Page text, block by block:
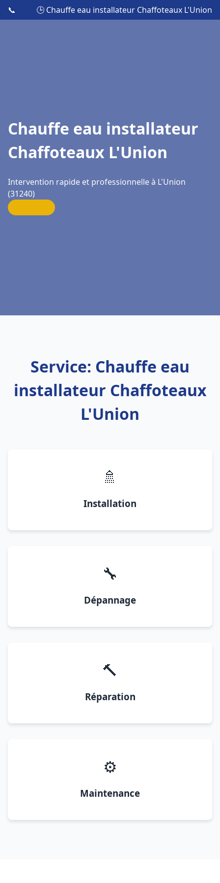
📞 🕒 Chauffe eau installateur Chaffoteaux L'Union
Chauffe eau installateur
Chaffoteaux L'Union
Intervention rapide et professionnelle à L'Union
(31240)
Service: Chauffe eau
installateur Chaffoteaux
L'Union
🚿
Installation
🔧
Dépannage
🔨
Réparation
⚙️
Maintenance